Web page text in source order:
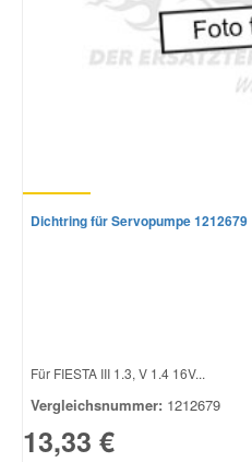
Dichtring für Servopumpe 1212679
Für FIESTA III 1.3, V 1.4 16V...
Vergleichsnummer: 1212679
13,33 €